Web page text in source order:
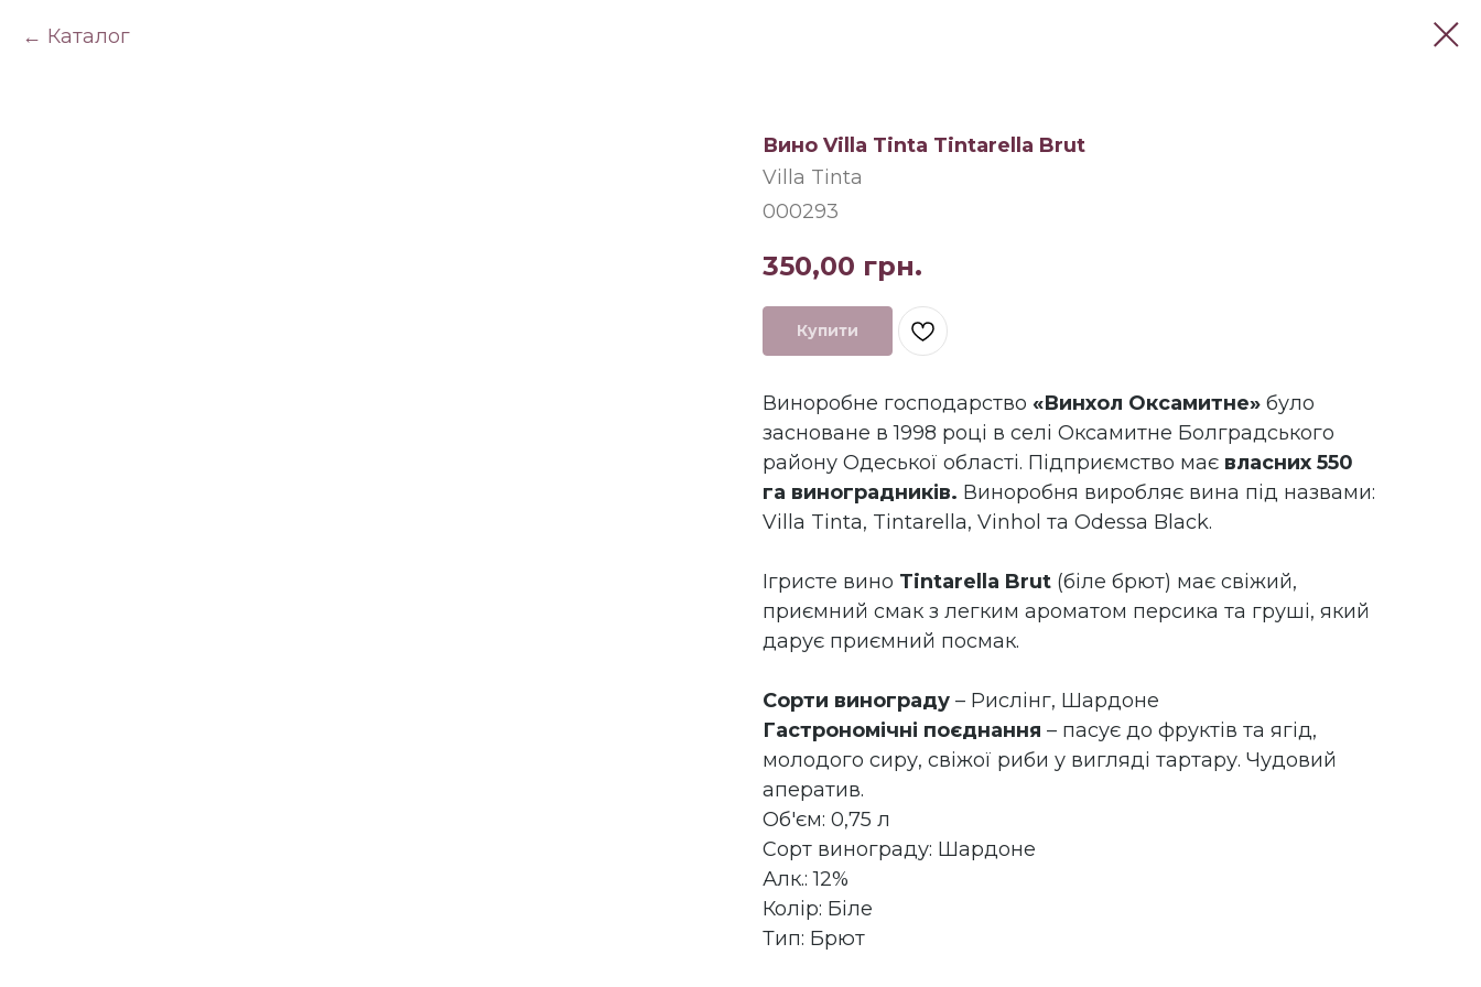
Каталог
Вино Villa Tinta Tintarella Brut
Villa Tinta
000293
350,00 грн.
Купити
Виноробне господарство «Винхол Оксамитне» було
засноване в 1998 році в селі Оксамитне Болградського
району Одеської області. Підприємство має власних 550
га виноградників. Виноробня виробляє вина під назвами:
Villa Tinta, Tintarella, Vinhol та Odessa Black.
Ігристе вино Tintarella Brut (біле брют) має свіжий,
приємний смак з легким ароматом персика та груші, який
дарує приємний посмак.
Сорти винограду – Рислінг, Шардоне
Гастрономічні поєднання – пасує до фруктів та ягід,
молодого сиру, свіжої риби у вигляді тартару. Чудовий
аператив.
Об'єм: 0,75 л
Сорт винограду: Шардоне
Алк.: 12%
Колір: Біле
Тип: Брют